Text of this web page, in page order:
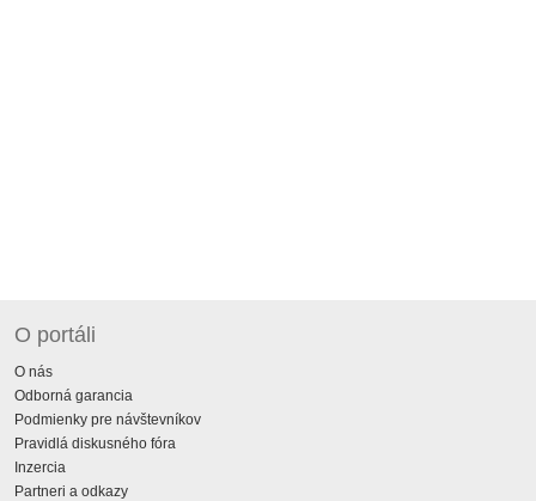
O portáli
O nás
Odborná garancia
Podmienky pre návštevníkov
Pravidlá diskusného fóra
Inzercia
Partneri a odkazy